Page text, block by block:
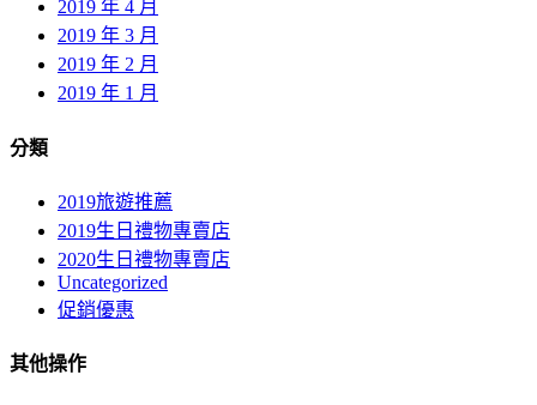
2019 年 4 月
2019 年 3 月
2019 年 2 月
2019 年 1 月
分類
2019旅遊推薦
2019生日禮物專賣店
2020生日禮物專賣店
Uncategorized
促銷優惠
其他操作